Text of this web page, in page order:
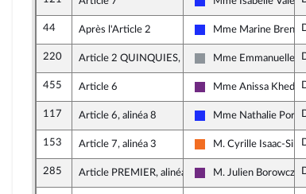
Les Républicains
44 Après l'Article 2
Les Républicains
Mme Marine Brenier
220 Article 2 QUINQUIES, alinéa 5
Non inscrit
Mme Emmanuelle
455 Article 6
La République en
Mme Anissa
117 Article 6, alinéa 8
Les Républicains
Mme Nathalie Porte
153 Article 7, alinéa 3
Mouvement
M. Cyrille Isaac-
285 Article PREMIER, alinéa 1
La République en
M. Julien Borowczyk